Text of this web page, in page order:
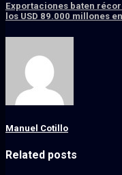
Exportaciones baten
los USD 89.000 millones
Manuel Cotillo
Related posts